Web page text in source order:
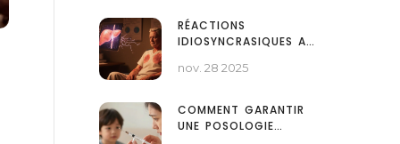
RÉACTIONS
IDIOSYNCRASIQUES AUX
COMPRENDRE LES
RARES ET IMPRÉVISIBLES
nov. 28 2025
COMMENT GARANTIR
UNE POSOLOGIE